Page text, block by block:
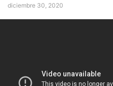
diciembre 30, 2020